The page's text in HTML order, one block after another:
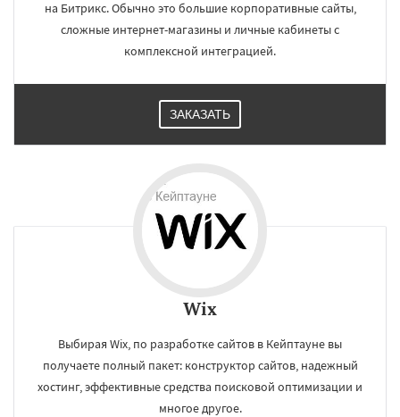
на Битрикс. Обычно это большие корпоративные сайты,
сложные интернет-магазины и личные кабинеты с
комплексной интеграцией.
ЗАКАЗАТЬ
Wix
Выбирая Wix, по разработке сайтов в Кейптауне вы
получаете полный пакет: конструктор сайтов, надежный
хостинг, эффективные средства поисковой оптимизации и
многое другое.